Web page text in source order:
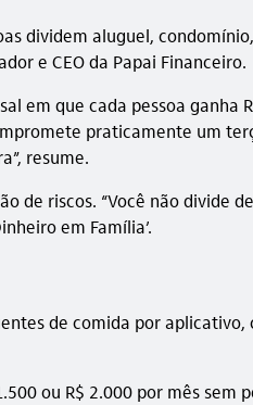
dividem aluguel,
e CEO da Papai Financeiro.
em que cada pessoa ganha
praticamente um
resume.
de riscos. “Você não divide
em Família’.
de comida por
ou R$ 2.000 por mês sem